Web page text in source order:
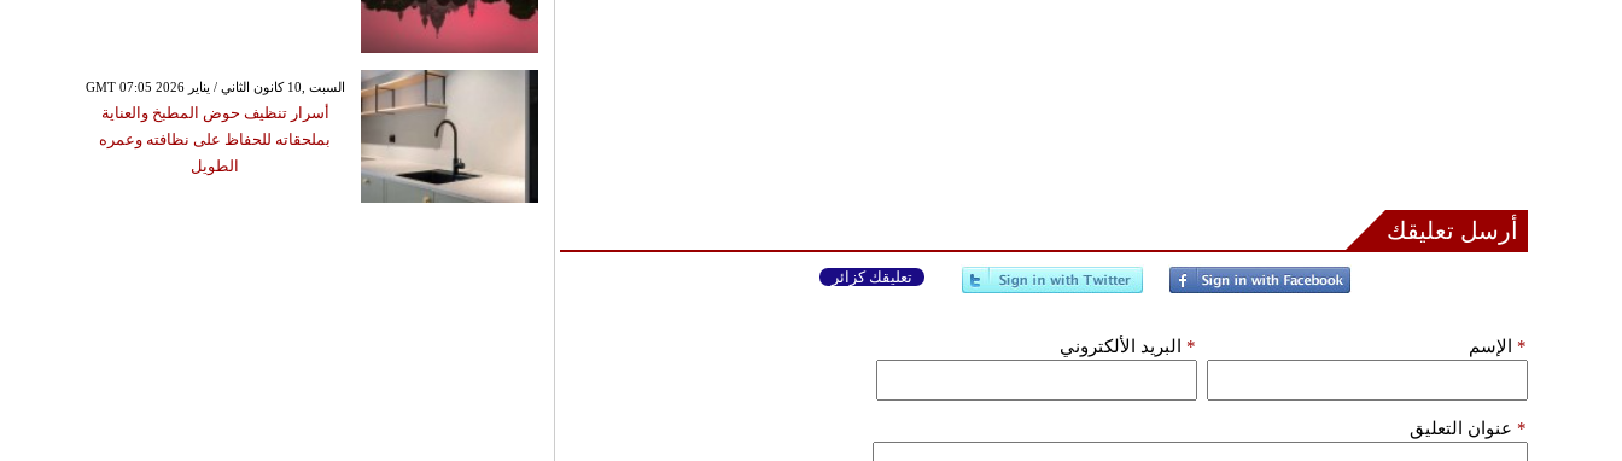
أرسل تعليقك
تعليقك كزائر
الإسم * البريد الألكتروني *
عنوان التعليق *
GMT 07:05 2026 السبت ,10 كانون الثاني / يناير
أسرار تنظيف حوض المطبخ والعناية
بملحقاته للحفاظ على نظافته وعمره
الطويل